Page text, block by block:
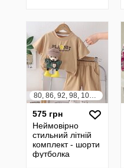
80, 86, 92, 98, 104, 110, 116, 122
575 грн
Неймовірно
стильний літній
комплект - шорти
футболка